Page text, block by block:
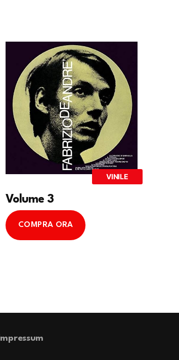
VINILE
Volume 3
COMPRA ORA
Impressum